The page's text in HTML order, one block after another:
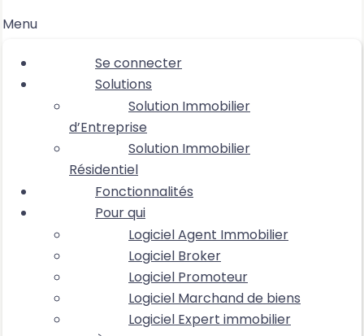
Menu
Se connecter
Solutions
Solution Immobilier
d’Entreprise
Solution Immobilier
Résidentiel
Fonctionnalités
Pour qui
Logiciel Agent Immobilier
Logiciel Broker
Logiciel Promoteur
Logiciel Marchand de biens
Logiciel Expert immobilier